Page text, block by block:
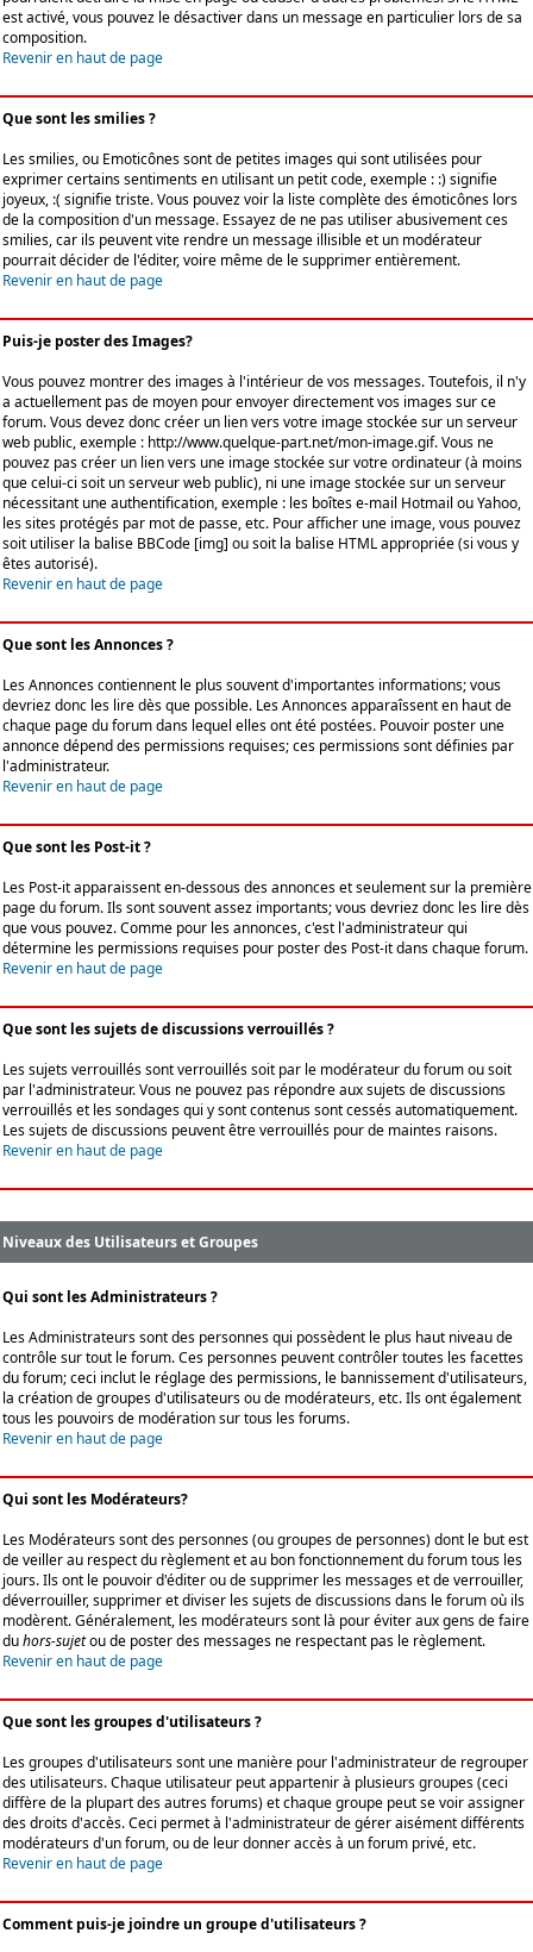
est activé, vous pouvez le désactiver dans un message en particulier lors de sa
composition.
Revenir en haut de page
Que sont les smilies ?
Les smilies, ou Emoticônes sont de petites images qui sont utilisées pour
exprimer certains sentiments en utilisant un petit code, exemple : :) signifie
joyeux, :( signifie triste. Vous pouvez voir la liste complète des émoticônes lors
de la composition d'un message. Essayez de ne pas utiliser abusivement ces
smilies, car ils peuvent vite rendre un message illisible et un modérateur
pourrait décider de l'éditer, voire même de le supprimer entièrement.
Revenir en haut de page
Puis-je poster des Images?
Vous pouvez montrer des images à l'intérieur de vos messages. Toutefois, il n'y
a actuellement pas de moyen pour envoyer directement vos images sur ce
forum. Vous devez donc créer un lien vers votre image stockée sur un serveur
web public, exemple : http://www.quelque-part.net/mon-image.gif. Vous ne
pouvez pas créer un lien vers une image stockée sur votre ordinateur (à moins
que celui-ci soit un serveur web public), ni une image stockée sur un serveur
nécessitant une authentification, exemple : les boîtes e-mail Hotmail ou Yahoo,
les sites protégés par mot de passe, etc. Pour afficher une image, vous pouvez
soit utiliser la balise BBCode [img] ou soit la balise HTML appropriée (si vous y
êtes autorisé).
Revenir en haut de page
Que sont les Annonces ?
Les Annonces contiennent le plus souvent d'importantes informations; vous
devriez donc les lire dès que possible. Les Annonces apparaîssent en haut de
chaque page du forum dans lequel elles ont été postées. Pouvoir poster une
annonce dépend des permissions requises; ces permissions sont définies par
l'administrateur.
Revenir en haut de page
Que sont les Post-it ?
Les Post-it apparaissent en-dessous des annonces et seulement sur la première
page du forum. Ils sont souvent assez importants; vous devriez donc les lire dès
que vous pouvez. Comme pour les annonces, c'est l'administrateur qui
détermine les permissions requises pour poster des Post-it dans chaque forum.
Revenir en haut de page
Que sont les sujets de discussions verrouillés ?
Les sujets verrouillés sont verrouillés soit par le modérateur du forum ou soit
par l'administrateur. Vous ne pouvez pas répondre aux sujets de discussions
verrouillés et les sondages qui y sont contenus sont cessés automatiquement.
Les sujets de discussions peuvent être verrouillés pour de maintes raisons.
Revenir en haut de page
Niveaux des Utilisateurs et Groupes
Qui sont les Administrateurs ?
Les Administrateurs sont des personnes qui possèdent le plus haut niveau de
contrôle sur tout le forum. Ces personnes peuvent contrôler toutes les facettes
du forum; ceci inclut le réglage des permissions, le bannissement d'utilisateurs,
la création de groupes d'utilisateurs ou de modérateurs, etc. Ils ont également
tous les pouvoirs de modération sur tous les forums.
Revenir en haut de page
Qui sont les Modérateurs?
Les Modérateurs sont des personnes (ou groupes de personnes) dont le but est
de veiller au respect du règlement et au bon fonctionnement du forum tous les
jours. Ils ont le pouvoir d'éditer ou de supprimer les messages et de verrouiller,
déverrouiller, supprimer et diviser les sujets de discussions dans le forum où ils
modèrent. Généralement, les modérateurs sont là pour éviter aux gens de faire
duhors-sujetou de poster des messages ne respectant pas le règlement.
Revenir en haut de page
Que sont les groupes d'utilisateurs ?
Les groupes d'utilisateurs sont une manière pour l'administrateur de regrouper
des utilisateurs. Chaque utilisateur peut appartenir à plusieurs groupes (ceci
diffère de la plupart des autres forums) et chaque groupe peut se voir assigner
des droits d'accès. Ceci permet à l'administrateur de gérer aisément différents
modérateurs d'un forum, ou de leur donner accès à un forum privé, etc.
Revenir en haut de page
Comment puis-je joindre un groupe d'utilisateurs ?